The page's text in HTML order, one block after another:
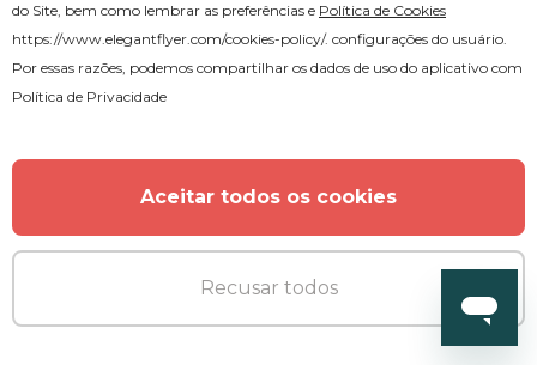
Gratuito
Efeito de texto de fumaça
do Site, bem como lembrar as preferências e Política de Cookies
https://www.elegantflyer.com/cookies-policy/. configurações do usuário.
Por essas razões, podemos compartilhar os dados de uso do aplicativo com
Política de Privacidade
Aceitar todos os cookies
Recusar todos